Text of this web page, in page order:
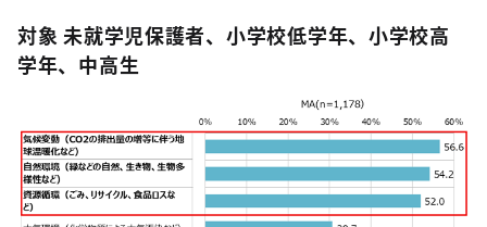
対象 未就学児保護者、小学校低学年、小学校高
学年、中高生